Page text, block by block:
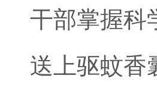
干部掌握科
送上驱蚊香